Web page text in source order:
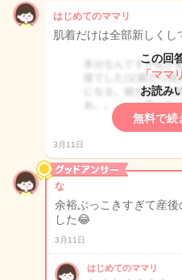
はじめてのママリ
肌着だけは全部新しくし
この回
「ママ
お読み
無料で続
3月11日
な
余裕ぶっこきすぎて産
した😂
3月11日
はじめてのママリ